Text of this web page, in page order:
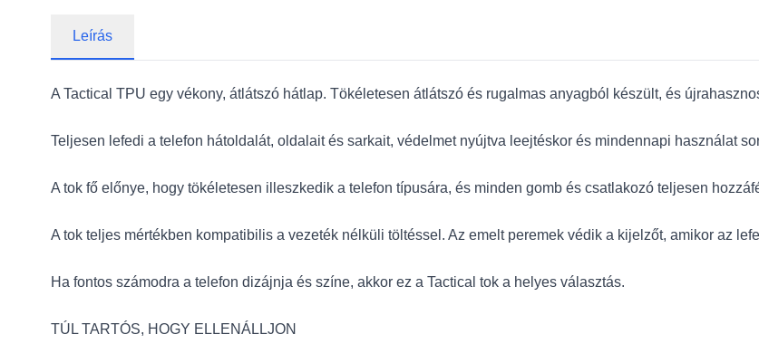
Leírás
A Tactical TPU egy vékony, átlátszó hátlap. Tökéletesen átlátszó és rugalmas anyagból készült, és
Teljesen lefedi a telefon hátoldalát, oldalait és sarkait, védelmet nyújtva leejtéskor és mindennapi használat
A tok fő előnye, hogy tökéletesen illeszkedik a telefon típusára, és minden gomb és csatlakozó teljesen
A tok teljes mértékben kompatibilis a vezeték nélküli töltéssel. Az emelt peremek védik a kijelzőt, amikor az
Ha fontos számodra a telefon dizájnja és színe, akkor ez a Tactical tok a helyes választás.
TÚL TARTÓS, HOGY ELLENÁLLJON